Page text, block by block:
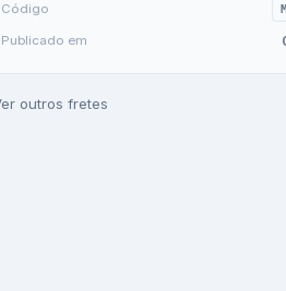
Código
Publicado em
outros fretes